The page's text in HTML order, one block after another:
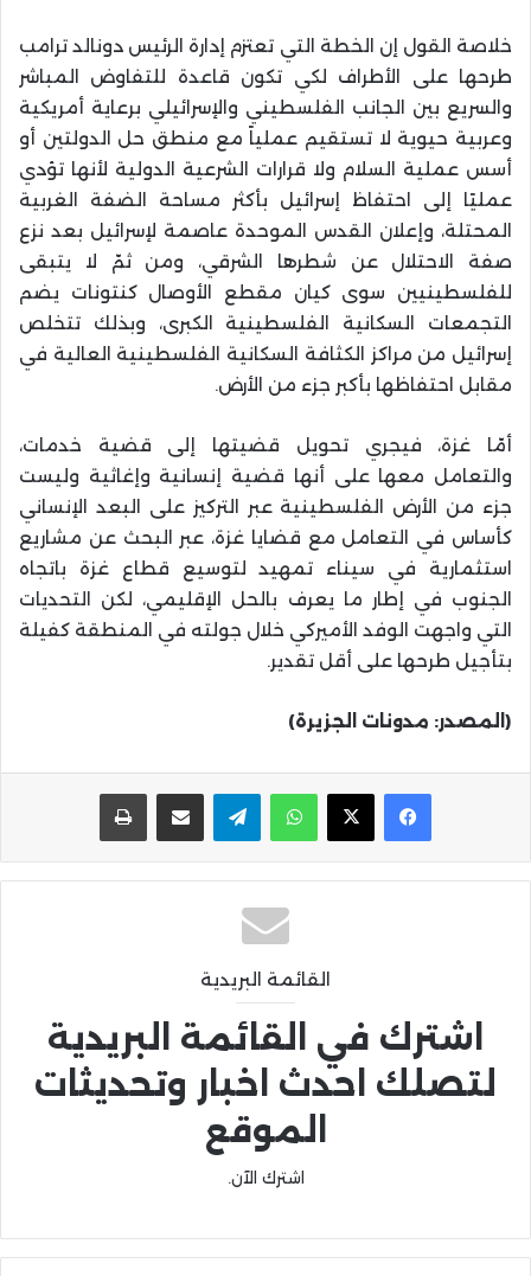
خلاصة القول إن الخطة التي تعتزم إدارة الرئيس دونالد ترامب
طرحها على الأطراف لكي تكون قاعدة للتفاوض المباشر
والسريع بين الجانب الفلسطيني والإسرائيلي برعاية أمريكية
وعربية حيوية لا تستقيم عملياً مع منطق حل الدولتين أو
أسس عملية السلام ولا قرارات الشرعية الدولية لأنها تؤدي
عمليًا إلى احتفاظ إسرائيل بأكثر مساحة الضفة الغربية
المحتلة، وإعلان القدس الموحدة عاصمة لإسرائيل بعد نزع
صفة الاحتلال عن شطرها الشرقي، ومن ثمّ لا يتبقى
للفلسطينيين سوى كيان مقطع الأوصال كنتونات يضم
التجمعات السكانية الفلسطينية الكبرى، وبذلك تتخلص
إسرائيل من مراكز الكثافة السكانية الفلسطينية العالية في
مقابل احتفاظها بأكبر جزء من الأرض.
أمّا غزة، فيجري تحويل قضيتها إلى قضية خدمات،
والتعامل معها على أنها قضية إنسانية وإغاثية وليست
جزء من الأرض الفلسطينية عبر التركيز على البعد الإنساني
كأساس في التعامل مع قضايا غزة، عبر البحث عن مشاريع
استثمارية في سيناء تمهيد لتوسيع قطاع غزة باتجاه
الجنوب في إطار ما يعرف بالحل الإقليمي، لكن التحديات
التي واجهت الوفد الأميركي خلال جولته في المنطقة كفيلة
بتأجيل طرحها على أقل تقدير.
(المصدر: مدونات الجزيرة)
واتساب تيلقرام مشاركة عبر البريد
القائمة البريدية
اشترك في القائمة البريدية
لتصلك احدث اخبار وتحديثات
الموقع
اشترك الآن.